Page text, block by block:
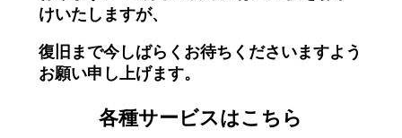
けいたしますが、
復旧まで今しばらくお待ちくださいますよう
お願い申し上げます。
各種サービスはこちら